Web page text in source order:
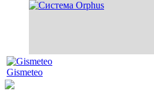
Gismeteo